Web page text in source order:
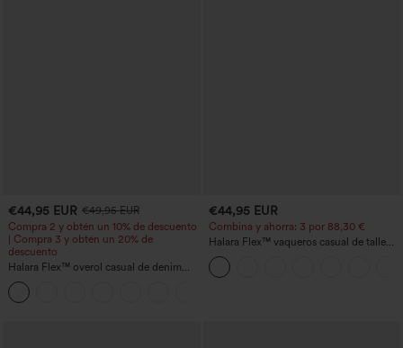
€44,95 EUR €49,95 EUR
Compra 2 y obtén un 10% de descuento
| Compra 3 y obtén un 20% de
descuento
Halara Flex™ overol casual de denim
lavado con escote en V y bolsillos
€44,95 EUR
Combina y ahorra: 3 por 88,30 €
Halara Flex™ vaqueros casual de talle
alto con bolsillos, estilo baggy de pierna
ancha, efecto lavado